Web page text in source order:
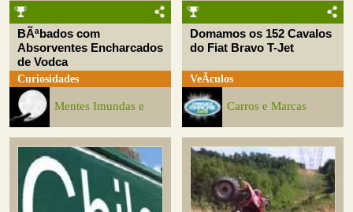
BÃªbados com
Absorventes Encharcados
de Vodca
Curiosidades
Mentes Imundas e
Domamos os 152 Cavalos
do Fiat Bravo T-Jet
VeÃ­culos
Carros e Marcas